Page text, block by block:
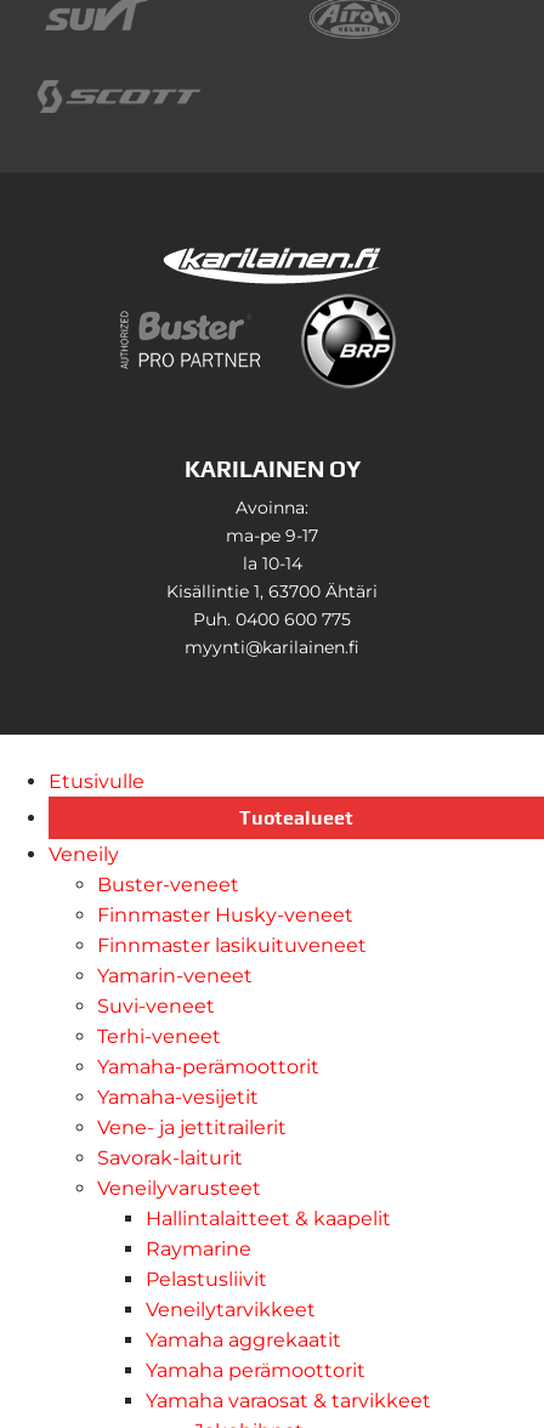
KARILAINEN OY
Avoinna:
ma-pe 9-17
la 10-14
Kisällintie 1, 63700 Ähtäri
Puh. 0400 600 775
myynti@karilainen.fi
Etusivulle
Tuotealueet
Veneily
Buster-veneet
Finnmaster Husky-veneet
Finnmaster lasikuituveneet
Yamarin-veneet
Suvi-veneet
Terhi-veneet
Yamaha-perämoottorit
Yamaha-vesijetit
Vene- ja jettitrailerit
Savorak-laiturit
Veneilyvarusteet
Hallintalaitteet & kaapelit
Raymarine
Pelastusliivit
Veneilytarvikkeet
Yamaha aggrekaatit
Yamaha perämoottorit
Yamaha varaosat & tarvikkeet